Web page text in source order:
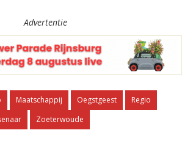
Advertentie
Maatschappij Oegstgeest
Regio
Zoeterwoude